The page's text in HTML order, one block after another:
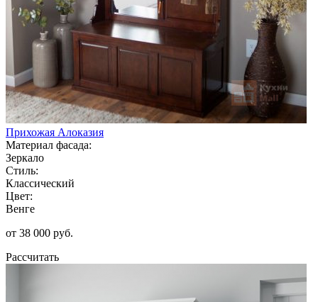
Прихожая Алоказия
Материал фасада:
Зеркало
Стиль:
Классический
Цвет:
Венге
от 38 000 руб.
Рассчитать